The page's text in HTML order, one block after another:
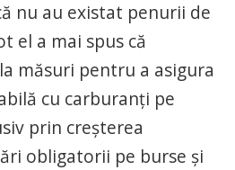
nu au existat penurii de
el a mai spus că
măsuri pentru a asigura
cu carburanți pe
prin creșterea
obligatorii pe burse și